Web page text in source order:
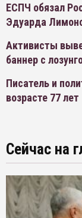
ЕСПЧ обязал
Эдуарда
Активисты
баннер с
Писатель и
возрасте 77 лет
Сейчас на